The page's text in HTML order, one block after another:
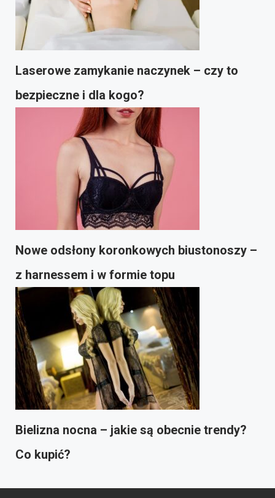
Laserowe zamykanie naczynek – czy to
bezpieczne i dla kogo?
Nowe odsłony koronkowych biustonoszy –
z harnessem i w formie topu
Bielizna nocna – jakie są obecnie trendy?
Co kupić?